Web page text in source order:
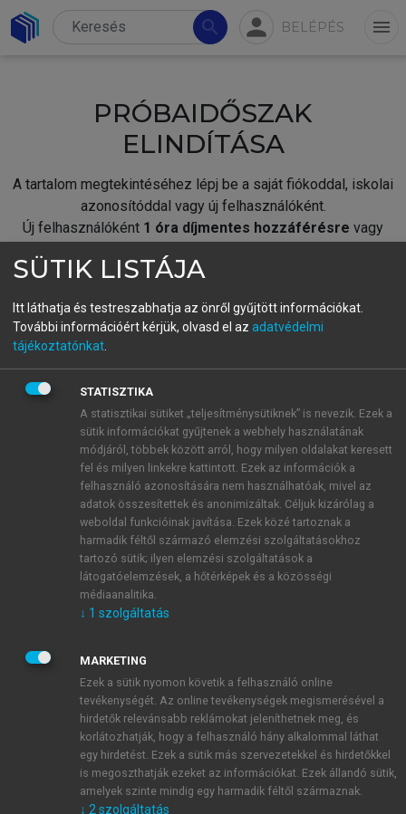
search person BELÉPÉS menu
PRÓBAIDŐSZAK
ELINDÍTÁSA
A tartalom megtekintéséhez lépj be a saját fiókoddal, iskolai
azonosítóddal vagy új felhasználóként.
Új felhasználóként 1 óra díjmentes hozzáférésre vagy
fiókoddal,vagy hozz létre új fiókot.
A regisztráció után apróbaidőszakautomatikusan
BELÉPÉS SAJÁT FIÓKKAL
ÚJ FIÓK LÉTREHOZÁSA
1 óra díjmentes hozzáférés
E-MAIL-CÍM
JELSZÓ
JELSZÓ ÚJRA
Kérek értesítést a MeRSZ újdonságairól, akcióiról.
SÜTIK LISTÁJA
Itt láthatja és testreszabhatja az önről gyűjtött információkat.
További információért kérjük, olvasd el az adatvédelmi
tájékoztatónkat
STATISZTIKA
A statisztikai sütiket „teljesítménysütiknek” is nevezik. Ezek a
sütik információkat gyűjtenek a webhely használatának
módjáról, többek között arról, hogy milyen oldalakat keresett
fel és milyen linkekre kattintott. Ezek az információk a
felhasználó azonosítására nem használhatóak, mivel az
adatok összesítettek és anonimizáltak. Céljuk kizárólag a
weboldal funkcióinak javítása. Ezek közé tartoznak a
harmadik féltől származó elemzési szolgáltatásokhoz
tartozó sütik; ilyen elemzési szolgáltatások a
látogatóelemzések, a hőtérképek és a közösségi
médiaanalitika.
↓ 1 szolgáltatás
MARKETING
Ezek a sütik nyomon követik a felhasználó online
tevékenységét. Az online tevékenységek megismerésével a
hirdetők relevánsabb reklámokat jeleníthetnek meg, és
korlátozhatják, hogy a felhasználó hány alkalommal láthat
egy hirdetést. Ezek a sütik más szervezetekkel és hirdetőkkel
is megoszthatják ezeket az információkat. Ezek állandó sütik,
amelyek szinte mindig egy harmadik féltől származnak.
↓ 2 szolgáltatás